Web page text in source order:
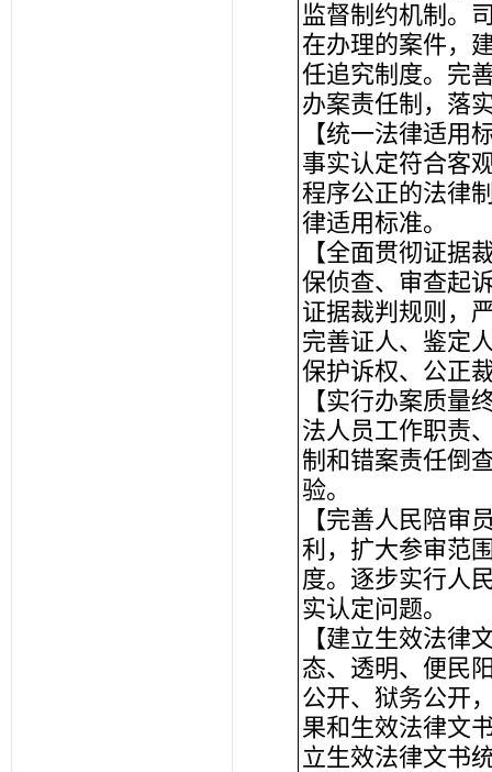
监督制约机制。
在办理的案件，
任追究制度。完
办案责任制，落
【统一法律适用
事实认定符合客
程序公正的法律
律适用标准。
【全面贯彻证据
保侦查、审查起
证据裁判规则，
完善证人、鉴定
保护诉权、公正
【实行办案质量
法人员工作职责
制和错案责任倒
验。
【完善人民陪审
利，扩大参审范
度。逐步实行人
实认定问题。
【建立生效法律
态、透明、便民
公开、狱务公开
果和生效法律文
立生效法律文书